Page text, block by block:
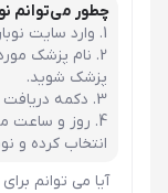
چطور می‌توانم
وارد سایت
نام پزشک
پزشک شوید.
دکمه دریافت
روز و ساعت
انتخاب کرده و
آیا می توانم